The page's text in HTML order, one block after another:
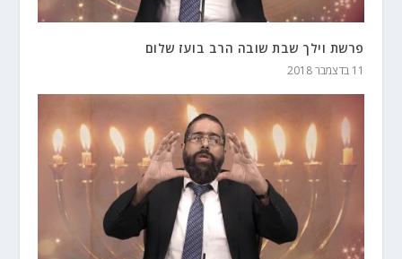
פרשת וילך שבת שובה הרב בועז שלום
11 בדצמבר 2018